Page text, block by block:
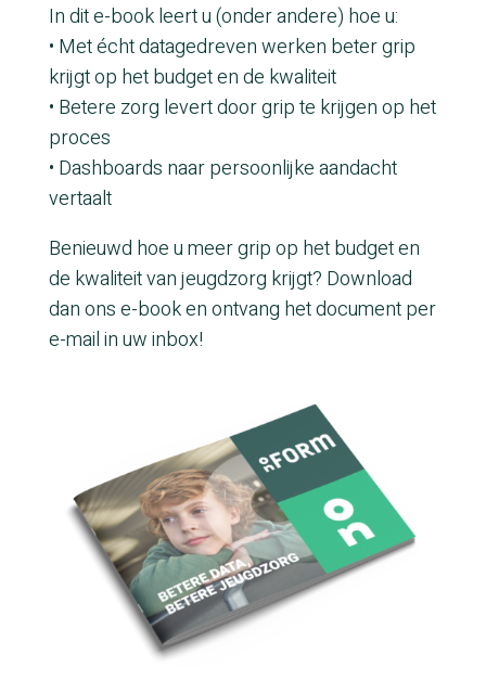
In dit e-book leert u (onder andere) hoe u:
• Met écht datagedreven werken beter grip
krijgt op het budget en de kwaliteit
• Betere zorg levert door grip te krijgen op het
proces
• Dashboards naar persoonlijke aandacht
vertaalt
Benieuwd hoe u meer grip op het budget en
de kwaliteit van jeugdzorg krijgt? Download
dan ons e-book en ontvang het document per
e-mail in uw inbox!